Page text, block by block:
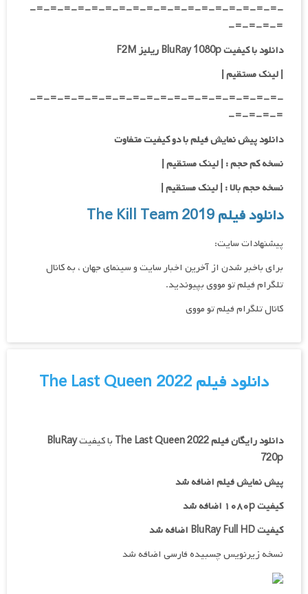
-=-=-=-=-=-=-=-=-=-=-=-=-=-=-=-=-=-=-
=-=-=-=-
دانلود با کیفیت BluRay 1080p ریلیز F2M
|لینک مستقیم|
-=-=-=-=-=-=-=-=-=-=-=-=-=-=-=-=-=-=-
=-=-=-=-
دانلود پیش نمایش فیلم با دو کیفیت متفاوت
نسخه کم حجم : | لینک مستقیم |
نسخه حجم بالا : | لینک مستقیم |
دانلود فیلم The Kill Team 2019
پیشنهادات سایت:
برای باخبر شدن از آخرین اخبار سایت و سینمای جهان ، به کانال
تلگرام فیلم تو مووی بپیوندید.
کانال تلگرام فیلم تو مووی
دانلود فیلم The Last Queen 2022
دانلود رایگان فیلمThe Last Queen 2022 با کیفیتBluRay
720p
پیش نمایش فیلم اضافه شد
کیفیت ۱۰۸۰p اضافه شد
کیفیت BluRay Full HD اضافه شد
نسخه زیرنویس چسبیده فارسی اضافه شد